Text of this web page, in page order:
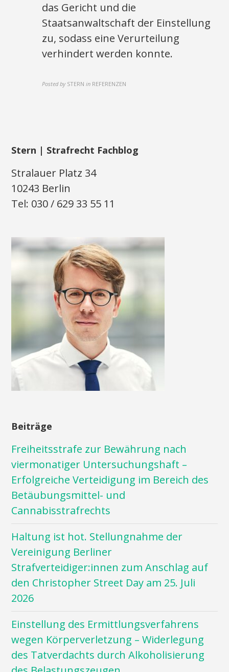
das Gericht und die
Staatsanwaltschaft der Einstellung
zu, sodass eine Verurteilung
verhindert werden konnte.
Posted by STERN in REFERENZEN
Stern | Strafrecht Fachblog
Stralauer Platz 34
10243 Berlin
Tel: 030 / 629 33 55 11
Beiträge
Freiheitsstrafe zur Bewährung nach
viermonatiger Untersuchungshaft –
Erfolgreiche Verteidigung im Bereich des
Betäubungsmittel- und
Cannabisstrafrechts
Haltung ist hot. Stellungnahme der
Vereinigung Berliner
Strafverteidiger:innen zum Anschlag auf
den Christopher Street Day am 25. Juli
2026
Einstellung des Ermittlungsverfahrens
wegen Körperverletzung – Widerlegung
des Tatverdachts durch Alkoholisierung